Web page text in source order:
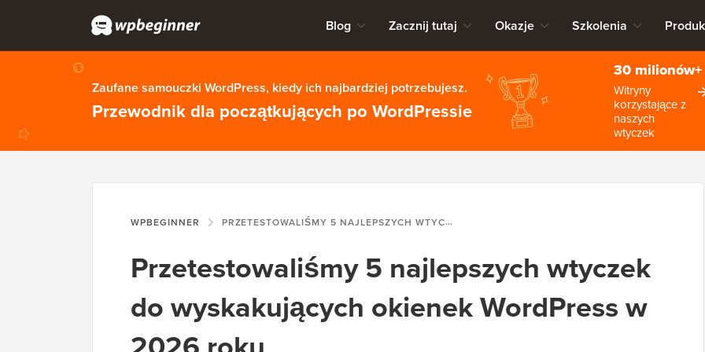
Blog Zacznij tutaj Okazje Szkolenia
Zaufane samouczki WordPress, kiedy ich najbardziej potrzebujesz.
Przewodnik dla początkujących po WordPressie
30 milionów+
Witryny
korzystające z
naszych
wtyczek
WPBEGINNER PRZETESTOWALIŚMY 5 NAJLEPSZYCH WTYCZEK DO WYSKAKUJĄCYCH OKIENEK WORDPRESS W 2026 ROKU
Przetestowaliśmy 5 najlepszych wtyczek
do wyskakujących okienek WordPress w